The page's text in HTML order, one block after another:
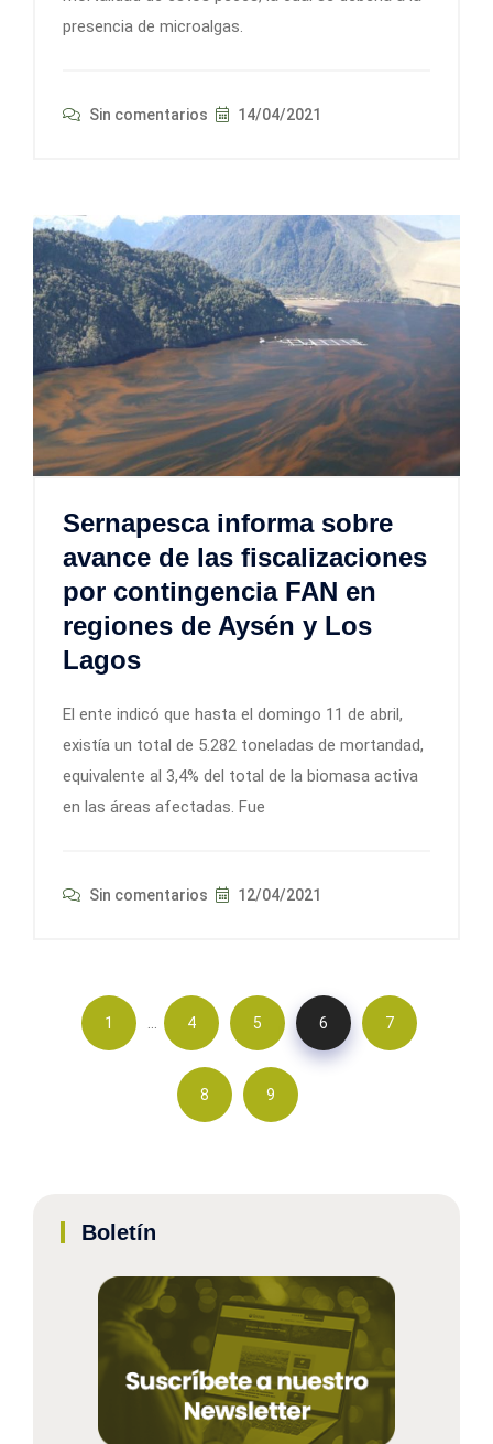
presencia de microalgas.
Sin comentarios 14/04/2021
Sernapesca informa sobre
avance de las fiscalizaciones
por contingencia FAN en
regiones de Aysén y Los
Lagos
El ente indicó que hasta el domingo 11 de abril,
existía un total de 5.282 toneladas de mortandad,
equivalente al 3,4% del total de la biomasa activa
en las áreas afectadas. Fue
Sin comentarios 12/04/2021
1 … 4 5 6 7
8 9
Boletín